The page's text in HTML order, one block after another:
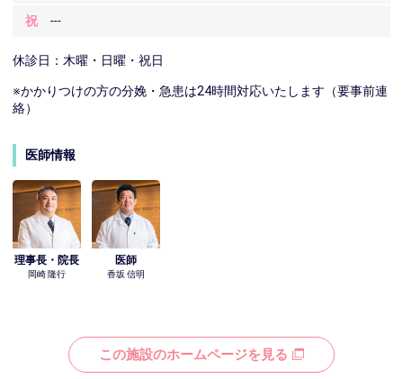
祝 ---
休診日：木曜・日曜・祝日
※かかりつけの方の分娩・急患は24時間対応いたします（要事前連
絡）
医師情報
理事長・院長
岡崎 隆行
医師
香坂 信明
この施設のホームページを見る